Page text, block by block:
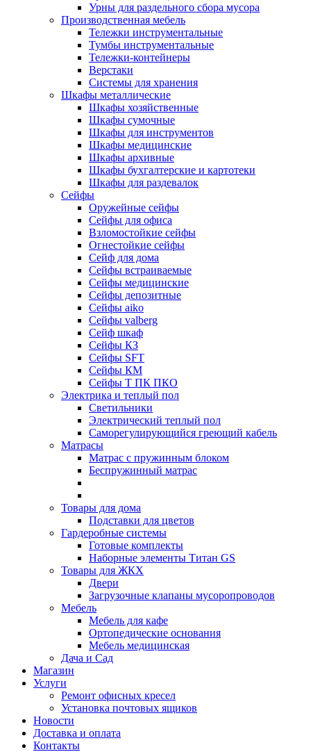
Урны для раздельного сбора мусора
Производственная мебель
Тележки инструментальные
Тумбы инструментальные
Тележки-контейнеры
Верстаки
Системы для хранения
Шкафы металлические
Шкафы хозяйственные
Шкафы сумочные
Шкафы для инструментов
Шкафы медицинские
Шкафы архивные
Шкафы бухгалтерские и картотеки
Шкафы для раздевалок
Сейфы
Оружейные сейфы
Сейфы для офиса
Взломостойкие сейфы
Огнестойкие сейфы
Cейф для дома
Сейфы встраиваемые
Сейфы медицинские
Сейфы депозитные
Сейфы aiko
Сейфы valberg
Сейф шкаф
Сейфы КЗ
Сейфы SFT
Сейфы КМ
Сейфы Т ПК ПКО
Электрика и теплый пол
Светильники
Электрический теплый пол
Саморегулирующийся греющий кабель
Матрасы
Матрас с пружинным блоком
Беспружинный матрас
Товары для дома
Подставки для цветов
Гардеробные системы
Готовые комплекты
Наборные элементы Титан GS
Товары для ЖКХ
Двери
Загрузочные клапаны мусоропроводов
Мебель
Мебель для кафе
Ортопедические основания
Мебель медицинская
Дача и Сад
Магазин
Услуги
Ремонт офисных кресел
Установка почтовых ящиков
Новости
Доставка и оплата
Контакты